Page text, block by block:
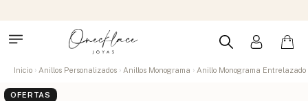
Inicio Anillos Personalizados Anillos Monograma Anillo Monograma Entrelazado
OFERTAS